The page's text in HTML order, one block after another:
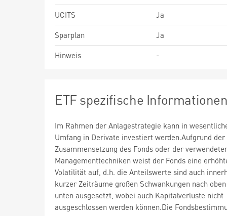
UCITS
Ja
Sparplan
Ja
Hinweis
-
ETF spezifische
Im Rahmen der Anlagestrategie kann in
Umfang in Derivate investiert werden.Aufgrund der
Zusammensetzung des Fonds oder der
Managementtechniken weist der Fonds eine
Volatilität auf, d.h. die Anteilswerte sind auch
kurzer Zeiträume großen Schwankungen nach
unten ausgesetzt, wobei auch Kapitalverluste nicht
ausgeschlossen werden können.Die